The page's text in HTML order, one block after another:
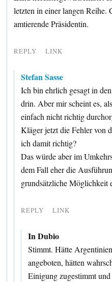
letzten in einer langen Reihe.
amtierende Präsidentin.
REPLY LINK
Stefan Sasse
Ich bin ehrlich gesagt in
drin. Aber mir scheint es,
einfach nicht richtig
Kläger jetzt die Fehler von
ich damit richtig?
Das würde aber im
dem Fall eher die
grundsätzliche Möglichkeit
REPLY LINK
In Dubio
Stimmt. Hätte
angeboten, hätten
Einigung zugestimmt